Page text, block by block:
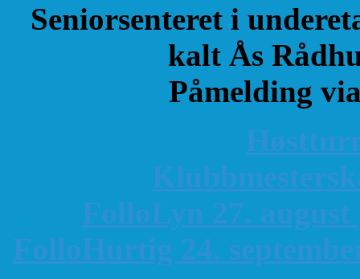
Seniorsenteret i
kalt Ås
Påmelding
K
FolloLyn 27. august
FolloHurtig 24.